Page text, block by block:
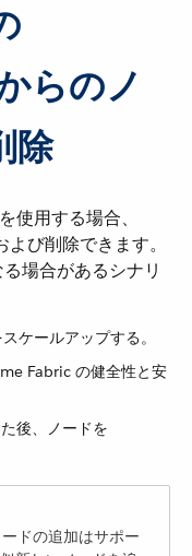
らのノ
除
用する場合、
び削除できます。
場合があるシナリ
ケールアップする。
Fabric の健全性と安
後、ノードを
ドの追加はサポー